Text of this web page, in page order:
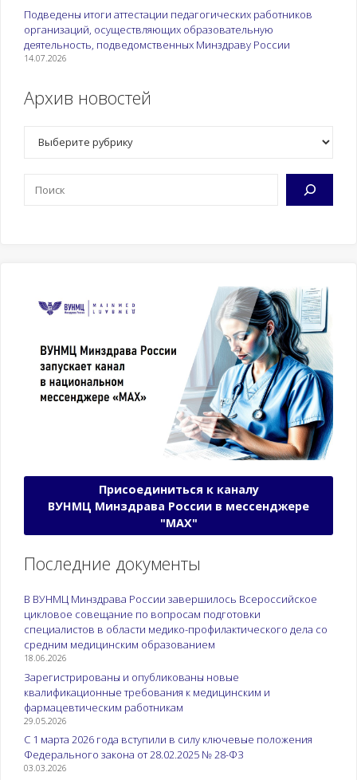
Подведены итоги аттестации педагогических работников
организаций, осуществляющих образовательную
деятельность, подведомственных Минздраву России
14.07.2026
Архив новостей
Присоединиться к каналу
ВУНМЦ Минздрава России в мессенджере
"МАХ"
Последние документы
В ВУНМЦ Минздрава России завершилось Всероссийское
цикловое совещание по вопросам подготовки
специалистов в области медико-профилактического дела со
средним медицинским образованием
18.06.2026
Зарегистрированы и опубликованы новые
квалификационные требования к медицинским и
фармацевтическим работникам
29.05.2026
С 1 марта 2026 года вступили в силу ключевые положения
Федерального закона от 28.02.2025 № 28-ФЗ
03.03.2026